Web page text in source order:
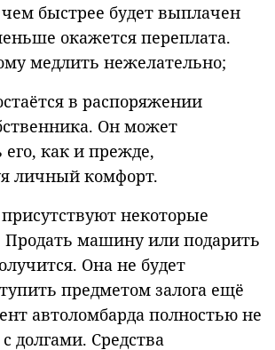
быстрее будет выплачен
окажется переплата.
медлить нежелательно;
в распоряжении
Он может
его, как и прежде,
личный комфорт.
некоторые
Продать машину или подарить
Она не будет
предметом залога ещё
автоломбарда полностью не
долгами. Средства